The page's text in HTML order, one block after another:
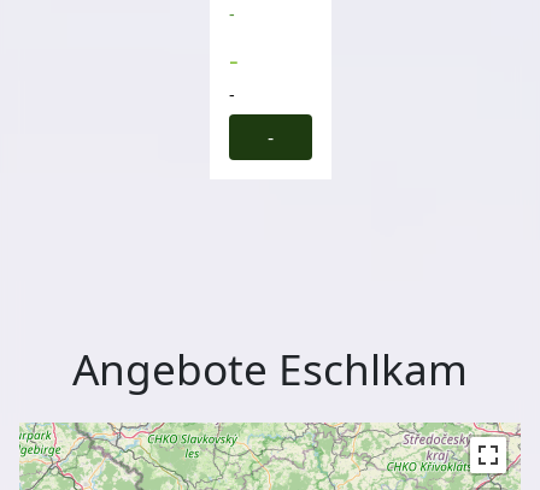
-
-
-
-
Angebote Eschlkam